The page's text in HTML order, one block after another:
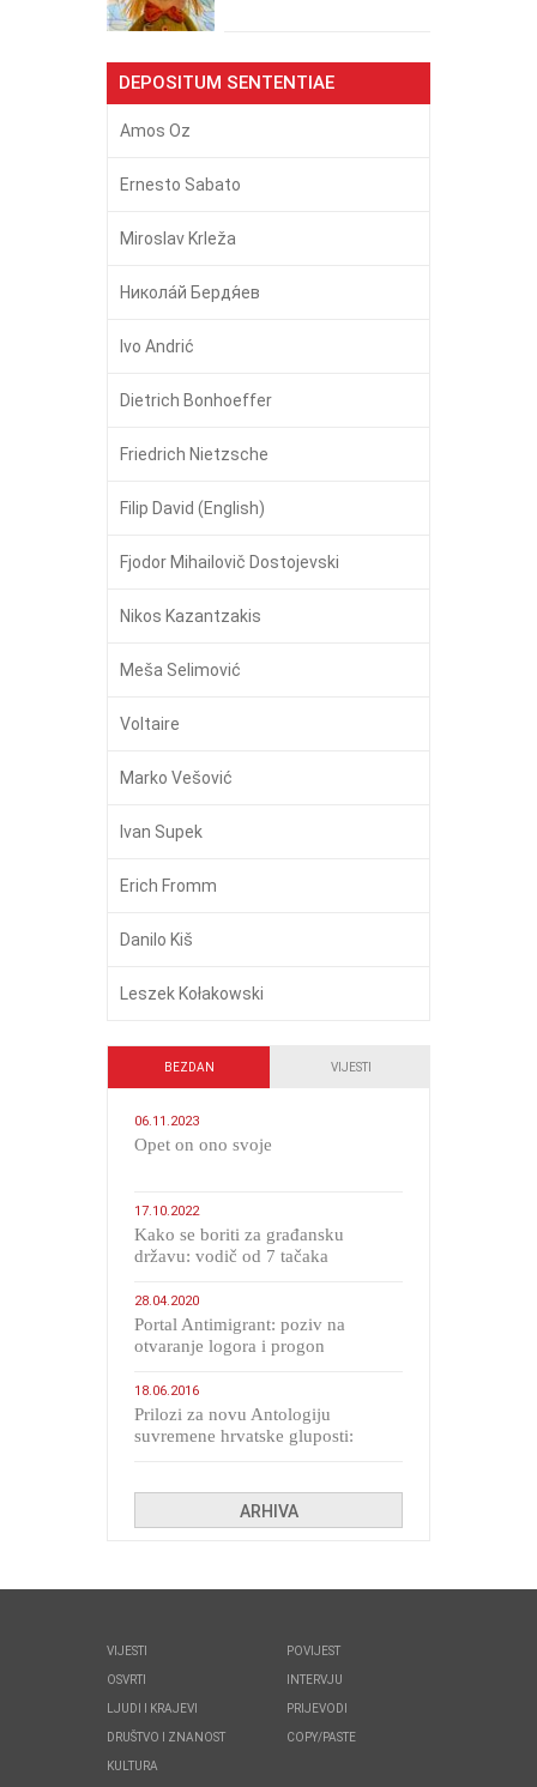
DEPOSITUM SENTENTIAE
Amos Oz
Ernesto Sabato
Miroslav Krleža
Никола́й Бердя́ев
Ivo Andrić
Dietrich Bonhoeffer
Friedrich Nietzsche
Filip David (English)
Fjodor Mihailovič Dostojevski
Nikos Kazantzakis
Meša Selimović
Voltaire
Marko Vešović
Ivan Supek
Erich Fromm
Danilo Kiš
Leszek Kołakowski
BEZDAN VIJESTI
06.11.2023
​Opet on ono svoje
17.10.2022
Kako se boriti za građansku
državu: vodič od 7 tačaka
28.04.2020
Portal Antimigrant: poziv na
otvaranje logora i progon
18.06.2016
Prilozi za novu Antologiju
suvremene hrvatske gluposti:
ARHIVA
VIJESTI
OSVRTI
LJUDI I KRAJEVI
DRUŠTVO I ZNANOST
KULTURA
POVIJEST
INTERVJU
PRIJEVODI
COPY/PASTE